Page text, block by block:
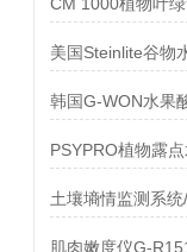
韩国G-WON水果